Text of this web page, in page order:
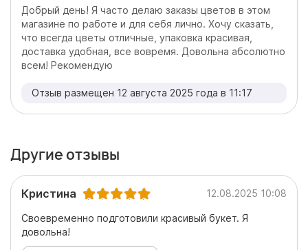
Добрый день! Я часто делаю заказы цветов в этом
магазине по работе и для себя лично. Хочу сказать,
что всегда цветы отличные, упаковка красивая,
доставка удобная, все вовремя. Довольна абсолютно
всем! Рекомендую
Отзыв размещен 12 августа 2025 года в 11:17
Другие отзывы
Кристина 12.08.2025 10:08
Своевременно подготовили красивый букет. Я
довольна!